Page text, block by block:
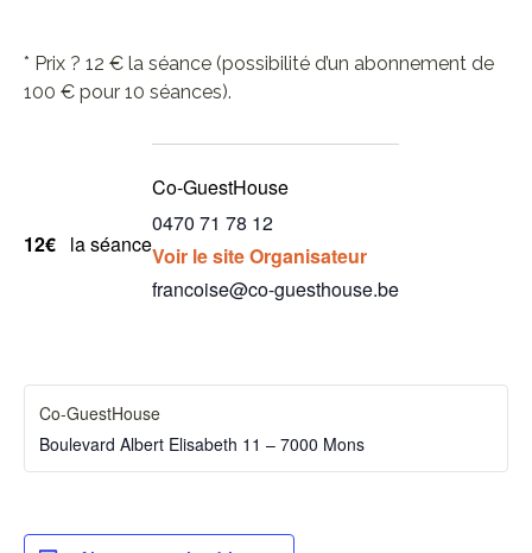
* Prix ? 12 € la séance (possibilité d’un abonnement de
100 € pour 10 séances).
12€ la séance
Co-GuestHouse
0470 71 78 12
Voir le site Organisateur
francoise@co-guesthouse.be
Co-GuestHouse
Boulevard Albert Elisabeth 11 – 7000 Mons